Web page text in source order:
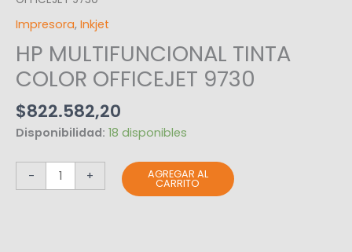
Impresora, Inkjet
HP MULTIFUNCIONAL TINTA
COLOR OFFICEJET 9730
$822.582,20
Disponibilidad: 18 disponibles
- + AGREGAR AL
CARRITO